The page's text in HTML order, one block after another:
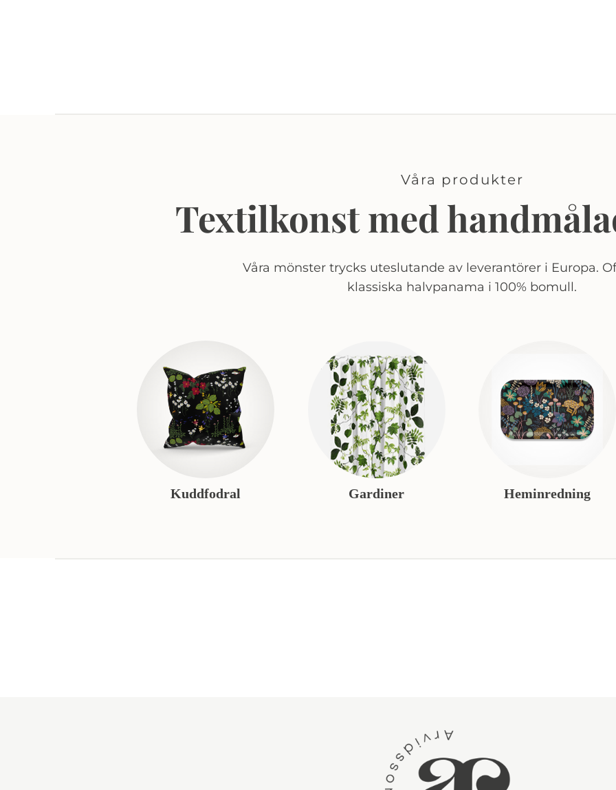
Våra produkter
Textilkonst med
Våra mönster trycks uteslutande av leverantörer i Europa.
klassiska halvpanama i 100% bomull.
Kuddfodral Gardiner Heminredning